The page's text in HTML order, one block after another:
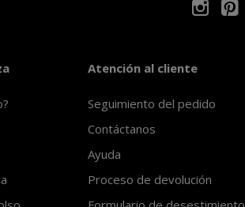
Atención al cliente
Seguimiento del pedido
Contáctanos
Ayuda
Proceso de devolución